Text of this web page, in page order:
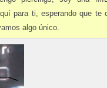
para ti, esperando que te
algo único.